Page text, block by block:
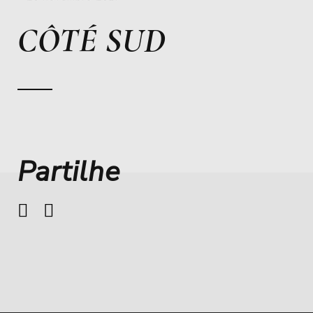
CÔTÉ SUD
Partilhe